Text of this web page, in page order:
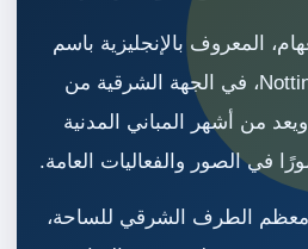
المعروف بالإنجليزية باسم
Nottingham Council House، في الجهة الشرقية من
من أشهر المباني المدنية
في الصور والفعاليات العامة.
معظم الطرف الشرقي للساحة،